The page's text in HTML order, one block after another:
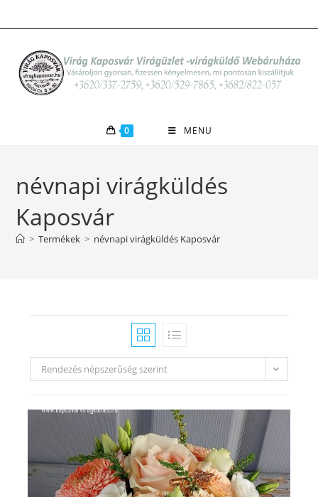
to
0 MENU
névnapi virágküldés
Kaposvár
> Termékek > névnapi virágküldés Kaposvár
Rendezés népszerűség szerint